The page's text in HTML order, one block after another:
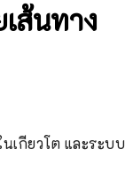
ส้นทาง
เกียวโต และระบบ